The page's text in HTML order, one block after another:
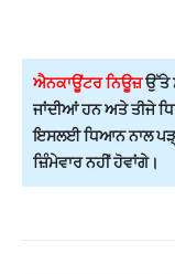
ਐਨਕਾਊਂਟਰ ਨਿਊਜ਼ਉੱਤੇ
ਜਾਂਦੀਆਂ ਹਨ ਅਤੇ ਤੀਜੇ
ਇਸਲਈ ਧਿਆਨ ਨਾਲ
ਜ਼ਿੰਮੇਵਾਰ ਨਹੀਂ ਹੋਵਾਂਗੇ।